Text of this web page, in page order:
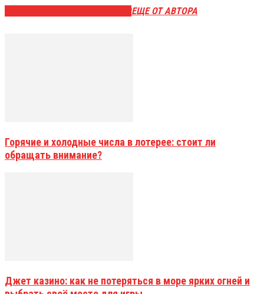
ЕЩЕ ОТ АВТОРА
Горячие и холодные числа в лотерее: стоит ли
обращать внимание?
Джет казино: как не потеряться в море ярких огней и